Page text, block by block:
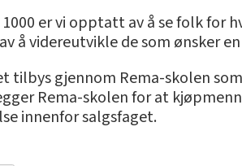
1000 er vi opptatt av å se folk for
å videreutvikle de som ønsker
tilbys gjennom Rema-skolen
Rema-skolen for at
innenfor salgsfaget.